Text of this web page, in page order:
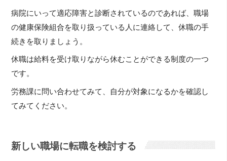
病院にいって適応障害と診断されているのであれば、職場
の健康保険組合を取り扱っている人に連絡して、休職の手
続きを取りましょう。
休職は給料を受け取りながら休むことができる制度の一つ
です。
労務課に問い合わせてみて、自分が対象になるかを確認し
てみてください。
新しい職場に転職を検討する